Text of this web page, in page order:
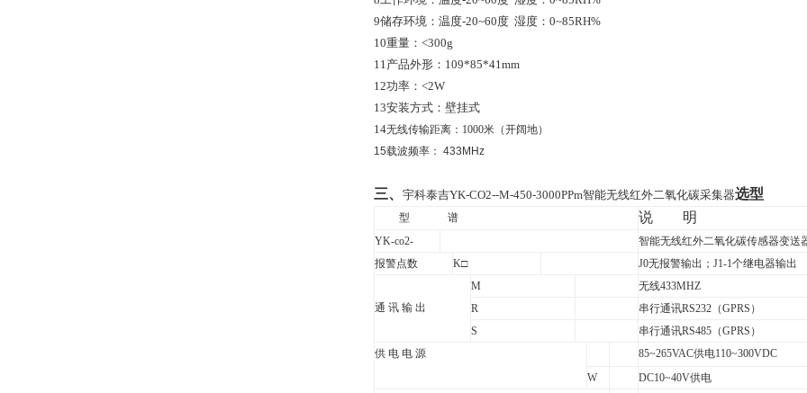
9储存环境：温度-20~60度 湿度： 0~85RH%
10重量： <300g
11产品外形： 109*85*41mm
12功率： <2W
13安装方式：壁挂式
14无线传输距离：1000米（开阔地）
15载波频率： 433MHz
三、 宇科泰吉YK-CO2--M-450-3000PPm智能无线红外二氧化碳采集器选型
型 谱 说 明
YK-co2-
智能无线红外二氧化碳传感器变送
报警点数
K□ J0无报警输出；J1-1个继电器输出
通 讯 输 出
M
无线433MHZ
R
串行通讯RS232（GPRS）
S
串行通讯RS485（GPRS）
供 电 电 源
85~265VAC供电110~300VDC
W
DC10~40V供电